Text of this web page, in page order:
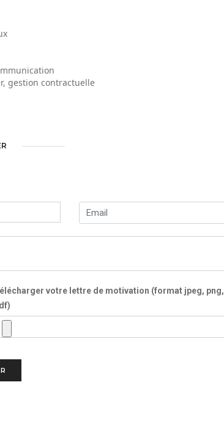
gestion contractuelle
votre lettre de motivation (format jpeg, png,